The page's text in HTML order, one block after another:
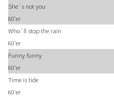
She´s not you
60'er
Who´ll stop the rain
60'er
Funny funny
60'er
Time is tide
60'er